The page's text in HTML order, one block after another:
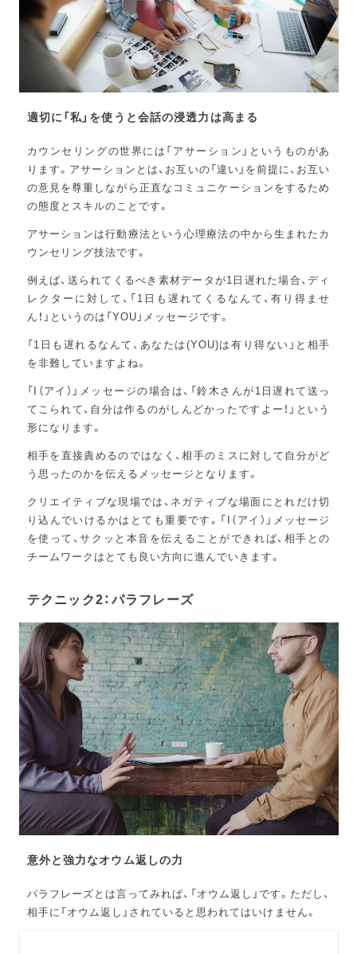
適切に「私」を使うと会話の浸透力は高まる
カウンセリングの世界には「アサーション」というものがあ
ります。アサーションとは、お互いの「違い」を前提に、お互い
の意見を尊重しながら正直なコミュニケーションをするため
の態度とスキルのことです。
アサーションは行動療法という心理療法の中から生まれたカ
ウンセリング技法です。
例えば、送られてくるべき素材データが1日遅れた場合、ディ
レクターに対して、「1日も遅れてくるなんて、有り得ませ
ん！」というのは「YOU」メッセージです。
「1日も遅れるなんて、あなたは(YOU)は有り得ない」と相手
を非難していますよね。
「I（アイ）」メッセージの場合は、「鈴木さんが1日遅れて送っ
てこられて、自分は作るのがしんどかったですよー！」という
形になります。
相手を直接責めるのではなく、相手のミスに対して自分がど
う思ったのかを伝えるメッセージとなります。
クリエイティブな現場では、ネガティブな場面にとれだけ切
り込んでいけるかはとても重要です。「I（アイ）」メッセージ
を使って、サクッと本音を伝えることができれば、相手との
チームワークはとても良い方向に進んでいきます。
テクニック2：パラフレーズ
意外と強力なオウム返しの力
パラフレーズとは言ってみれば、「オウム返し」です。ただし、
相手に「オウム返し」されていると思われてはいけません。